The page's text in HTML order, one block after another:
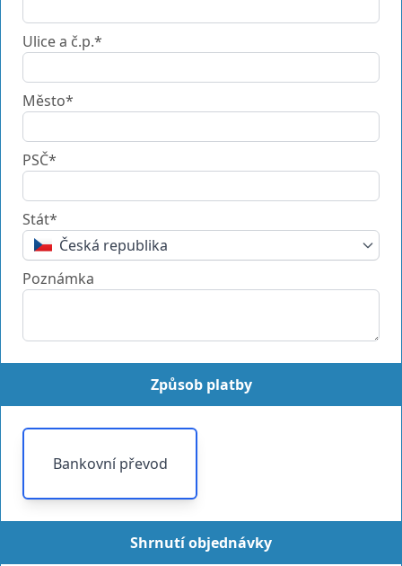
Ulice a č.p.*
Město*
PSČ*
Stát*
Česká republika
Poznámka
Způsob platby
Bankovní převod
Shrnutí objednávky